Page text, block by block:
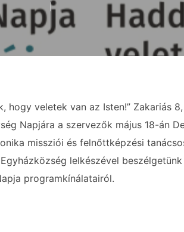
hogy veletek van az Isten!” Zakariás
Napjára a szervezők május 18-án
missziói és felnőttképzési
lelkészével
programkínálatairól.